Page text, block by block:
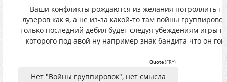
Ваши конфликты рождаются из желания потроллить
лузеров как я, а не из-за какой-то там войны
только последний дебил будет следуя убеждениям игры
которого под авой ну например знак бандита что он
Quote(FRY)
Нет "Войны группировок", нет смысла